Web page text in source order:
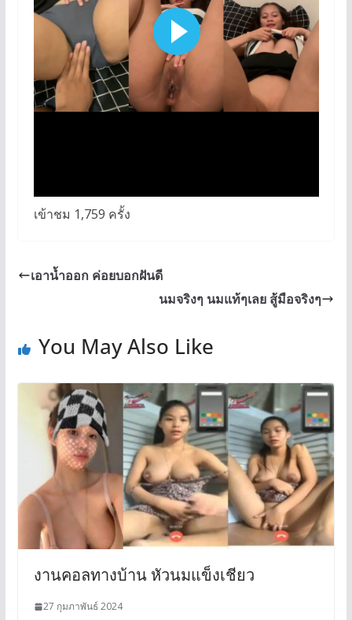
เข้าชม 1,759 ครั้ง
เอาน้ำออก ค่อยบอกฝันดี
นมจริงๆ นมแท้ๆเลย สู้มือจริงๆ
You May Also Like
งานคอลทางบ้าน หัวนมแข็งเชียว
27 กุมภาพันธ์ 2024